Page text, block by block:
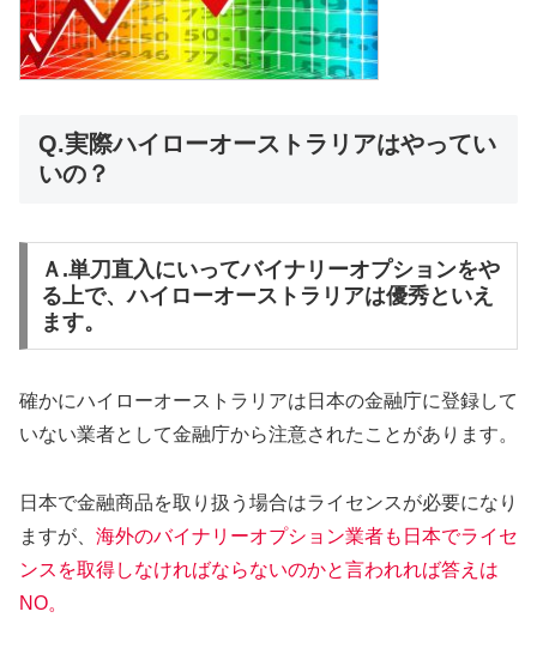
Q.実際ハイローオーストラリアはやってい
いの？
Ａ.単刀直入にいってバイナリーオプションをや
る上で、ハイローオーストラリアは優秀といえ
ます。
確かにハイローオーストラリアは日本の金融庁に登録して
いない業者として金融庁から注意されたことがあります。
日本で金融商品を取り扱う場合はライセンスが必要になり
ますが、 海外のバイナリーオプション業者も日本でライセ
ンスを取得しなければならないのかと言われれば答えは
NO。